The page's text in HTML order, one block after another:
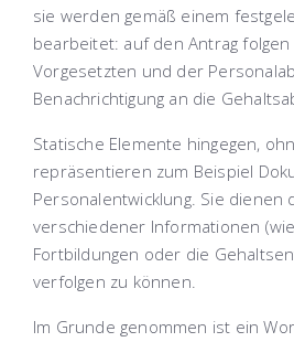
sie werden gemäß einem
bearbeitet: auf den Antrag
Vorgesetzten und der
Benachrichtigung an die
Statische Elemente hingegen,
repräsentieren zum Beispiel
Personalentwicklung. Sie dienen
verschiedener Informationen
Fortbildungen oder die
verfolgen zu können.
Im Grunde genommen ist ein